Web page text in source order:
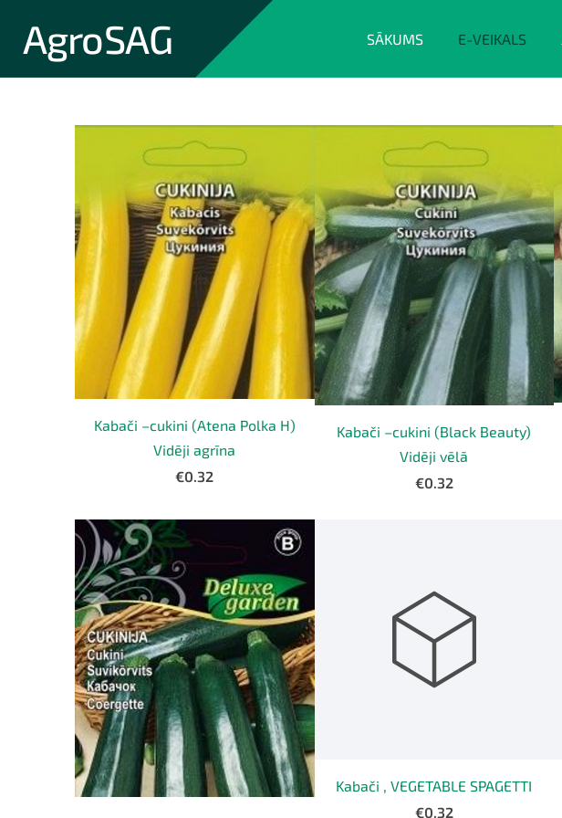
AgroSAG SĀKUMS E-VEIKALS
Kabači –cukini (Atena Polka H)
Vidēji agrīna
€0.32
Kabači –cukini (Black Beauty)
Vidēji vēlā
€0.32
Kabači , VEGETABLE SPAGETTI
€0.32